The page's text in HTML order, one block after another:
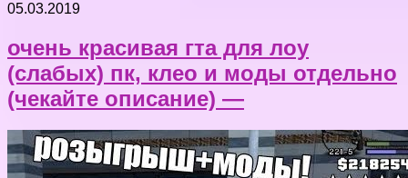
05.03.2019
очень красивая гта для лоу
(слабых) пк, клео и моды отдельно
(чекайте описание) —